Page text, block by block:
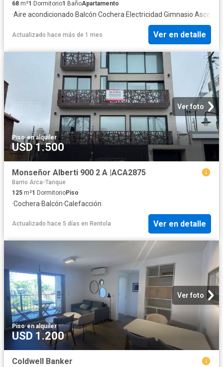
68 m²1 Dormitorio1 BañoApartamento
·Aire acondicionado·Balcón·Cochera·Electricidad·Gimnasio·
Actualizado hace más de 1 mes Ver en detalle
Ver foto
Piso·en alquiler
USD 1.500
Monseñor Alberti 900 2 A |ACA2875
Barrio Arca-Tanque
125 m²1 DormitorioPiso
·Cochera·Balcón·Calefacción
Actualizado hace 5 días en Rentola Ver en detalle
Ver foto
Piso·en alquiler
USD 1.200
Coldwell Banker